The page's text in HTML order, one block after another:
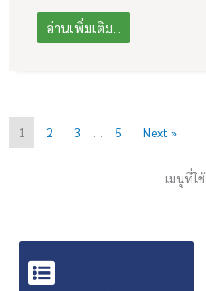
อ่านเพิ่มเติม...
1 2 3 … 5 Next »
เมนูที่ใ